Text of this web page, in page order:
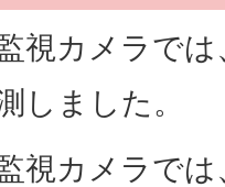
視カメラで
しました。
視カメラで